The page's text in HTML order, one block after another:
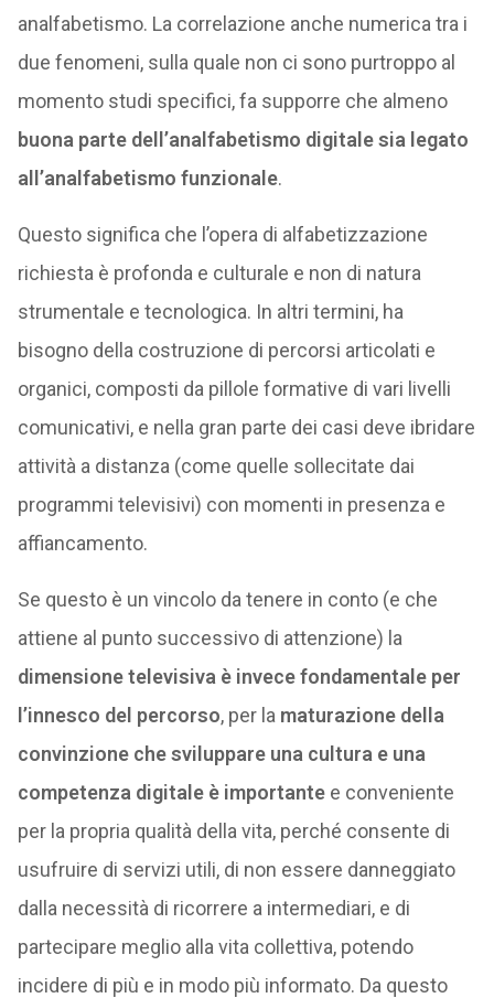
analfabetismo. La correlazione anche numerica tra i
due fenomeni, sulla quale non ci sono purtroppo al
momento studi specifici, fa supporre che almeno
buona parte dell’analfabetismo digitale sia legato
all’analfabetismo funzionale.
Questo significa che l’opera di alfabetizzazione
richiesta è profonda e culturale e non di natura
strumentale e tecnologica. In altri termini, ha
bisogno della costruzione di percorsi articolati e
organici, composti da pillole formative di vari livelli
comunicativi, e nella gran parte dei casi deve ibridare
attività a distanza (come quelle sollecitate dai
programmi televisivi) con momenti in presenza e
affiancamento.
Se questo è un vincolo da tenere in conto (e che
attiene al punto successivo di attenzione) la
dimensione televisiva è invece fondamentale per
l’innesco del percorso, per la maturazione della
convinzione che sviluppare una cultura e una
competenza digitale è importantee conveniente
per la propria qualità della vita, perché consente di
usufruire di servizi utili, di non essere danneggiato
dalla necessità di ricorrere a intermediari, e di
partecipare meglio alla vita collettiva, potendo
incidere di più e in modo più informato. Da questo